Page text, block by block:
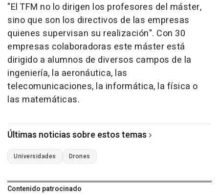
"El TFM no lo dirigen los profesores del máster,
sino que son los directivos de las empresas
quienes supervisan su realización". Con 30
empresas colaboradoras este máster está
dirigido a alumnos de diversos campos de la
ingeniería, la aeronáutica, las
telecomunicaciones, la informática, la física o
las matemáticas.
Últimas noticias sobre estos temas
Universidades Drones
Contenido patrocinado